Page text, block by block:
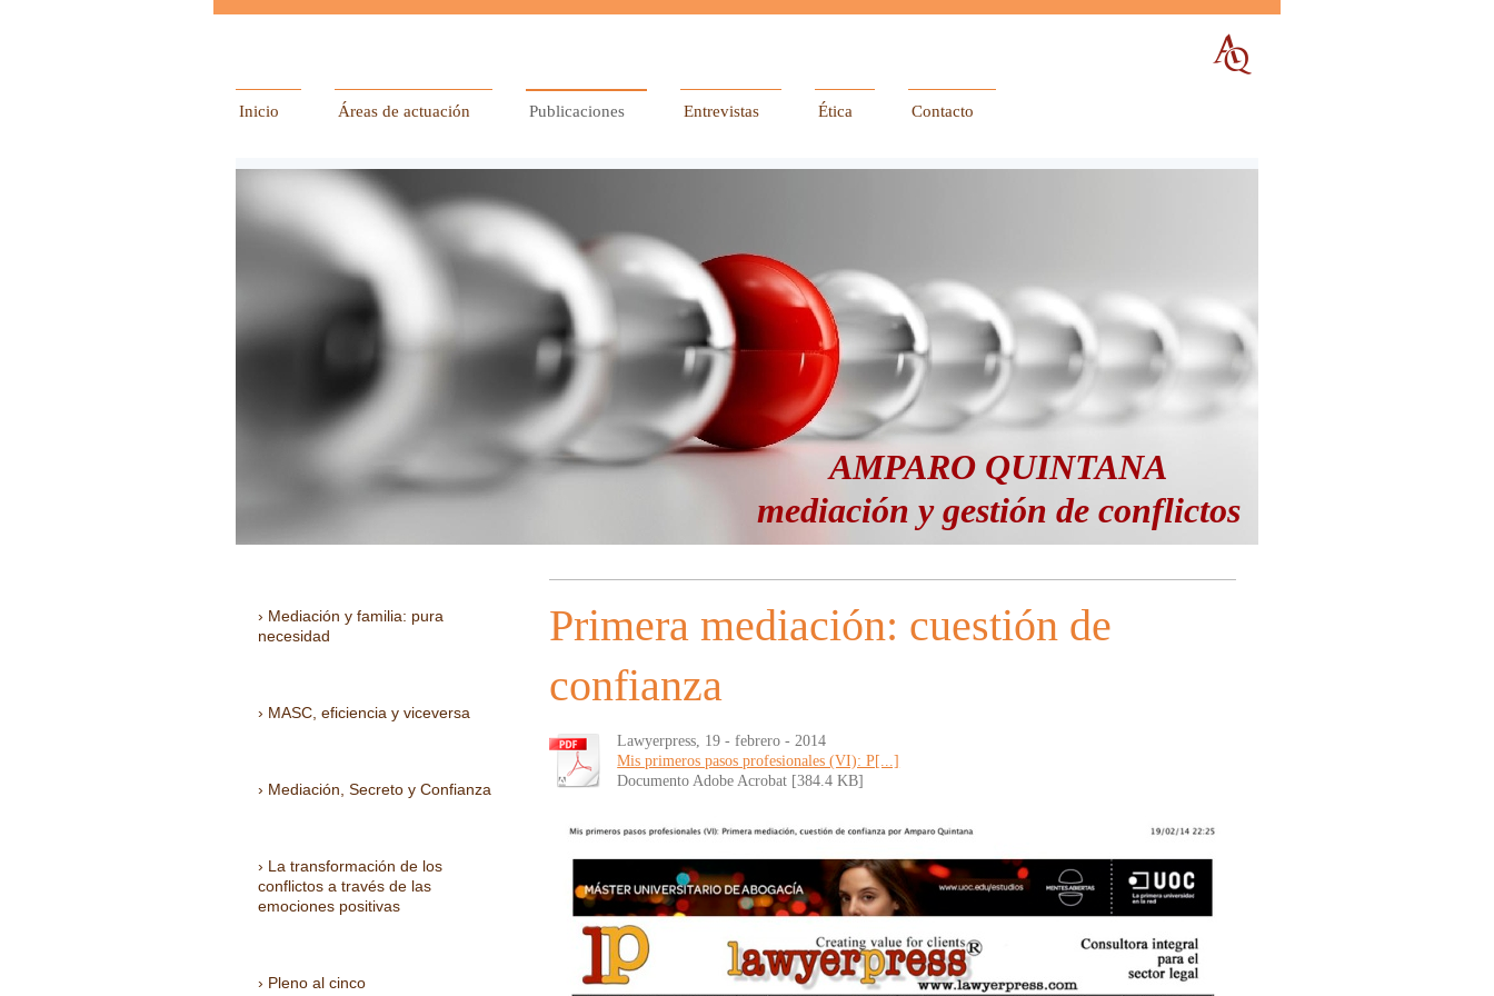
Inicio Áreas de actuación Publicaciones Entrevistas Ética Contacto
AMPARO QUINTANA
mediación y gestión de conflictos
Primera mediación: cuestión de
confianza
Lawyerpress, 19 - febrero - 2014
Mis primeros pasos profesionales (VI): P[...]
Documento Adobe Acrobat [384.4 KB]
Mediación y familia: pura
necesidad
MASC, eficiencia y viceversa
Mediación, Secreto y Confianza
La transformación de los
conflictos a través de las
emociones positivas
Pleno al cinco